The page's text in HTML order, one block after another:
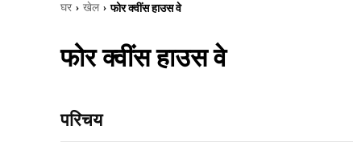
घर › खेल › फोर क्वींस हाउस वे
फोर क्वींस हाउस वे
परिचय